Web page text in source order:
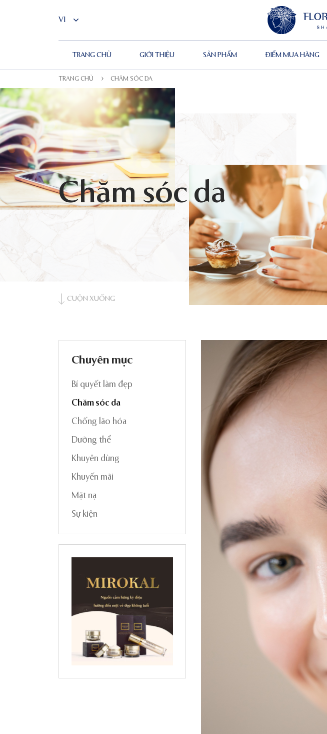
TRANG CHỦ GIỚI THIỆU SẢN PHẨM ĐIỂM MUA HÀNG
TRANG CHỦ CHĂM SÓC DA
Chăm sóc da
CUỘN XUỐNG
Chuyên mục
Bí quyết làm đẹp
Chăm sóc da
Chống lão hóa
Dưỡng thể
Khuyên dùng
Khuyến mãi
Mặt nạ
Sự kiện